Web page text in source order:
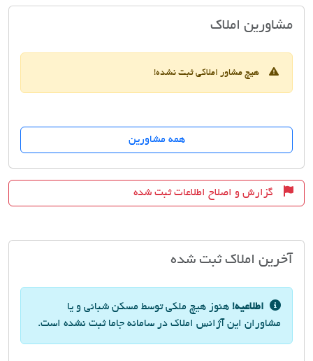
مشاورین املاکمسکن شبانی
هیچ مشاور املاکی ثبت نشده!
همه مشاورین
گزارش و اصلاح اطلاعات ثبت شده
آخرین املاک ثبت شده
اطلاعیه! هنوز هیچ ملکی توسط مسکن شبانی و یا
مشاوران این آژانس املاک در سامانه جاما ثبت نشده است.